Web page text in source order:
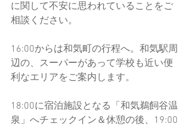
に関して不安に思われていることをご
相談ください。
16:00からは和気町の行程へ。和気駅周
辺の、スーパーがあって学校も近い便
利なエリアをご案内します。
18:00に宿泊施設となる「和気鵜飼谷温
泉」へチェックイン＆休憩の後、19:00